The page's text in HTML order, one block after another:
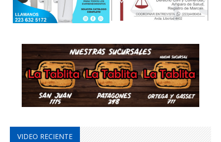
VIDEO RECIENTE